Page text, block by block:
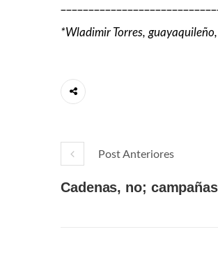
*Wladimir Torres,
Post Anteriores
Cadenas, no;